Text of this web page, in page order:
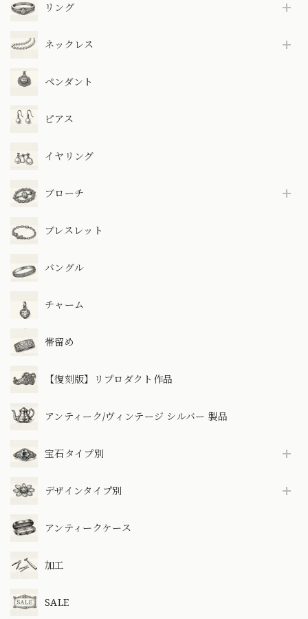
リング
ネックレス
ペンダント
ピアス
イヤリング
ブローチ
ブレスレット
バングル
チャーム
帯留め
【復刻版】リプロダクト作品
アンティーク/ヴィンテージ シルバー 製品
宝石タイプ別
デザインタイプ別
アンティークケース
加工
SALE